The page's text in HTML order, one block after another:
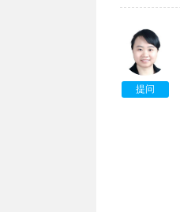
提问